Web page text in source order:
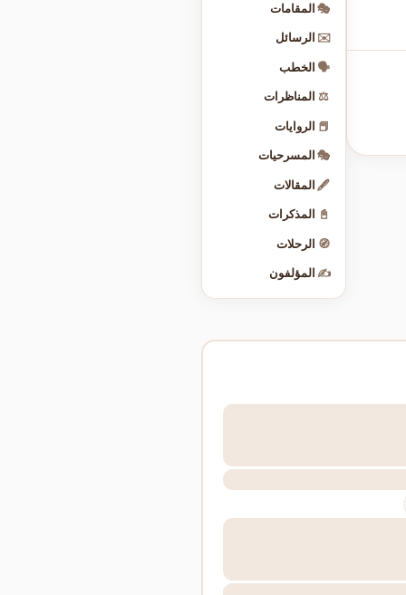
🎭 المقامات
✉️ الرسائل
🗣️ الخطب
⚖️ المناظرات
📕 الروايات
🎭 المسرحيات
🖋️ المقالات
📓 المذكرات
🧭 الرحلات
✍️ المؤلفون